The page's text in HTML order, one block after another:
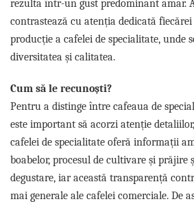
rezulta într-un gust predominant amar.
contrastează cu atenția dedicată
producție a cafelei de specialitate, unde
diversitatea și calitatea.
Cum să le recunoști?
Pentru a distinge între cafeaua de
este important să acorzi atenție
cafelei de specialitate oferă informații
boabelor, procesul de cultivare și prăjire
degustare, iar această transparență
mai generale ale cafelei comerciale. De